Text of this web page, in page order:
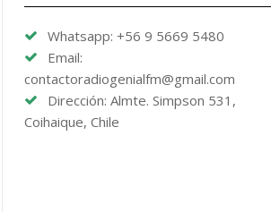
Whatsapp: +56 9 5669 5480
Email:
contactoradiogenialfm@gmail.com
Dirección: Almte. Simpson 531,
Coihaique, Chile